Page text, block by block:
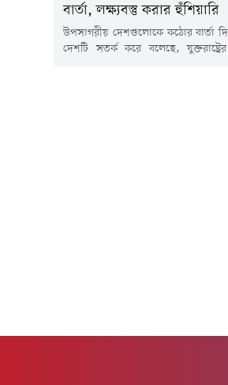
বার্তা, লক্ষ্যবস্তু করার হুঁশিয়ারি
উপসাগরীয় দেশগুলোকে কঠোর বার্তা
দেশটি সতর্ক করে বলেছে,